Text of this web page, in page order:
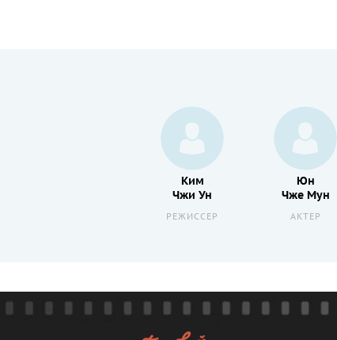
Ким
Чжи Ун
РЕЖИССЕР
Юн
Чже Мун
АКТЕР